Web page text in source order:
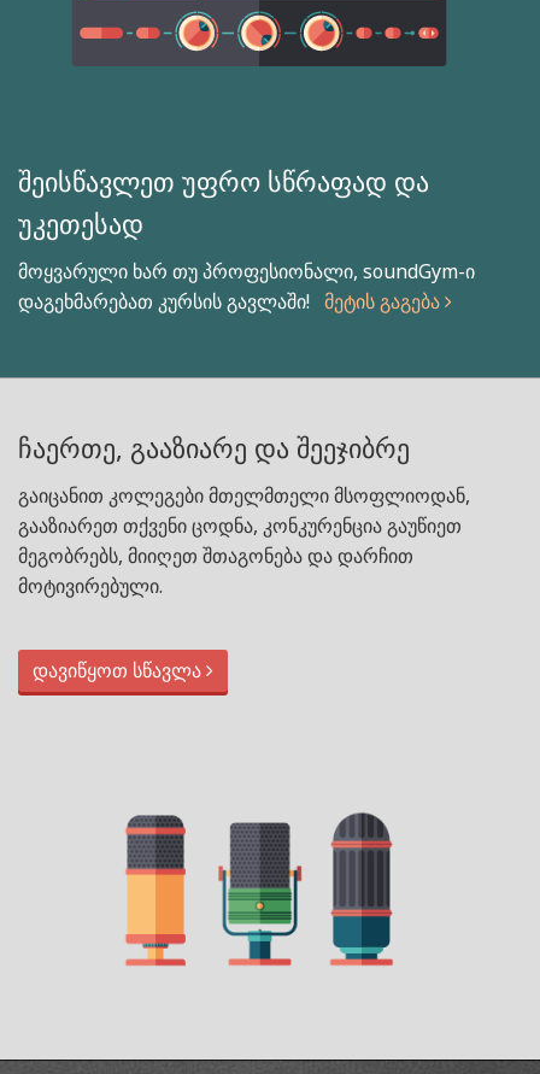
შეისწავლეთ უფრო სწრაფად და
უკეთესად
მოყვარული ხარ თუ პროფესიონალი, soundGym-ი
დაგეხმარებათ კურსის გავლაში! მეტის გაგება
ჩაერთე, გააზიარე და შეეჯიბრე
გაიცანით კოლეგები მთელმთელი მსოფლიოდან,
გააზიარეთ თქვენი ცოდნა, კონკურენცია გაუწიეთ
მეგობრებს, მიიღეთ შთაგონება და დარჩით
მოტივირებული.
დავიწყოთ სწავლა